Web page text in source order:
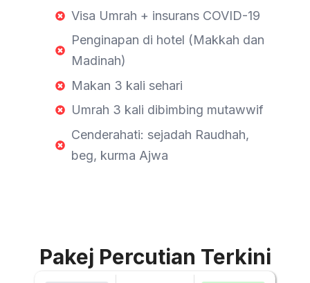
Visa Umrah + insurans COVID-19
Penginapan di hotel (Makkah dan
Madinah)
Makan 3 kali sehari
Umrah 3 kali dibimbing mutawwif
Cenderahati: sejadah Raudhah,
beg, kurma Ajwa
Pakej Percutian Terkini